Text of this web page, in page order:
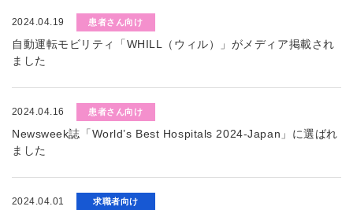
2024.04.19 患者さん向け
自動運転モビリティ「WHILL（ウィル）」がメディア掲載され
ました
2024.04.16 患者さん向け
Newsweek誌「World’s Best Hospitals 2024-Japan」に選ばれ
ました
2024.04.01 求職者向け